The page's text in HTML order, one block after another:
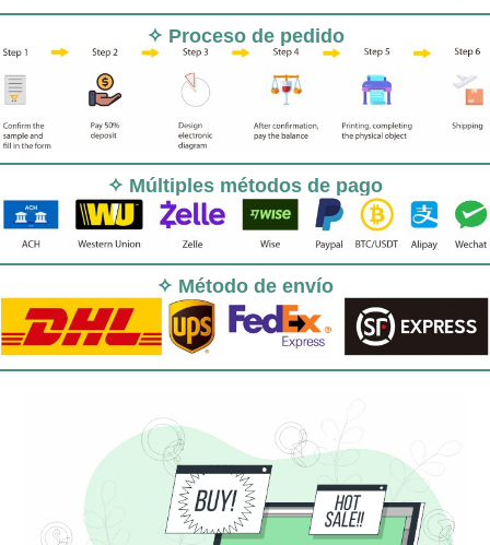
✧ Proceso de pedido
✧ Múltiples métodos de pago
✧ Método de envío